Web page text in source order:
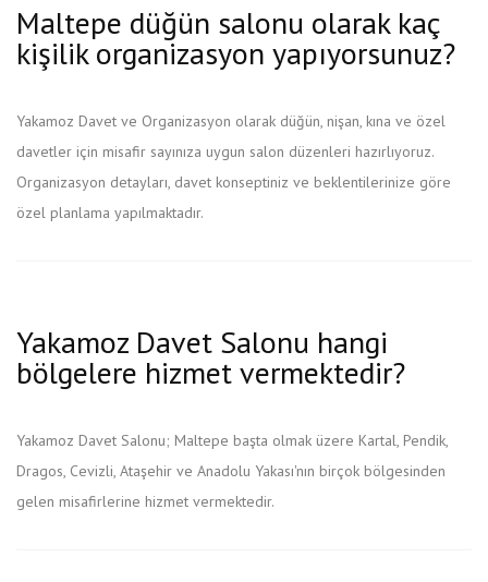
Maltepe düğün salonu olarak kaç
kişilik organizasyon yapıyorsunuz?
Yakamoz Davet ve Organizasyon olarak düğün, nişan, kına ve özel
davetler için misafir sayınıza uygun salon düzenleri hazırlıyoruz.
Organizasyon detayları, davet konseptiniz ve beklentilerinize göre
özel planlama yapılmaktadır.
Yakamoz Davet Salonu hangi
bölgelere hizmet vermektedir?
Yakamoz Davet Salonu; Maltepe başta olmak üzere Kartal, Pendik,
Dragos, Cevizli, Ataşehir ve Anadolu Yakası'nın birçok bölgesinden
gelen misafirlerine hizmet vermektedir.